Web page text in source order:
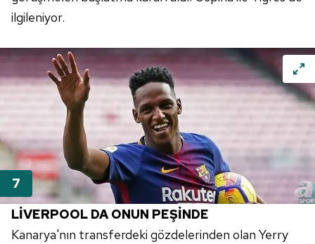
Çerezlere ilişkin tercihlerinizi aşağıda yer alan panel
için Ayarlar butonuna tıklayabilir,Çerez Bilgilendirme
Metnimiziziyaret edebilirsiniz.
6698 sayılı Kişisel Verilerin Korunması Kanunu uyarınca
hazırlanmış Aydınlatma Metnimizi okumak ve sitemizde
ilgili mevzuata uygun olarak kullanılan çerezlerle ilgili bilgi
almak için lütfentıklayınız.
ilgileniyor.
LİVERPOOL DA ONUN PEŞİNDE
Kanarya'nın transferdeki gözdelerinden olan Yerry